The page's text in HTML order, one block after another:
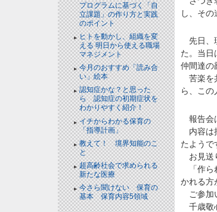
プログラムに基づく「自
立課題」の作り方と実践
のポイントNEW!
ヒトを動かし、組織を変
える 明日から使える職場
マネジメントNEW!
今月のおすすめ「読み合
い」絵本NEW!
認知症かな？と思った
ら 認知症の初期症状を
わかりやすく紹介！NEW!
イチからわかる保育の
「指導計画」NEW!
教えて！ 境界知能のこ
とNEW!
超高齢社会で求められる
新たな医療NEW!
今さら聞けない 保育の
基本 保育内容5領域
NEW!
し、その
先日、
た。当日
仲間達の
苦楽を
ら、この
報告会
内容は
たようで
お見送
「作ら
かれる方
ご参加
千歳敬